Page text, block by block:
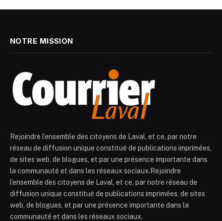
NOTRE MISSION
Rejoindre l’ensemble des citoyens de Laval, et ce, par notre
réseau de diffusion unique constitué de publications imprimées,
de sites web, de blogues, et par une présence importante dans
la communauté et dans les réseaux sociaux.Rejoindre
l’ensemble des citoyens de Laval, et ce, par notre réseau de
diffusion unique constitué de publications imprimées, de sites
web, de blogues, et par une présence importante dans la
communauté et dans les réseaux sociaux.